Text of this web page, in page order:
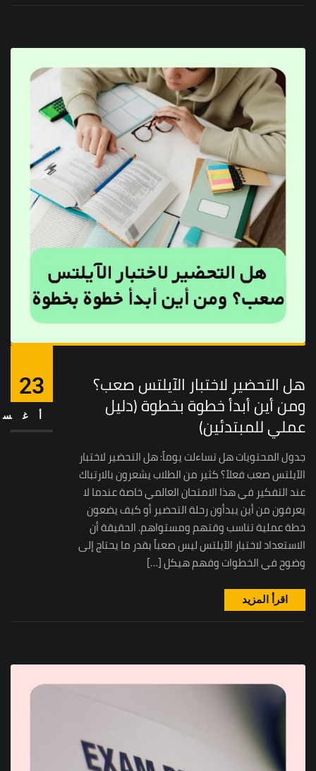
هل التحضير لاختبار الآيلتس صعب؟
ومن أين أبدأ خطوة بخطوة (دليل
عملي للمبتدئين)
جدول المحتويات هل تساءلت يوماً: هل التحضير لاختبار
الآيلتس صعب فعلاً؟ كثير من الطلاب يشعرون بالارتباك
عند التفكير في هذا الامتحان العالمي خاصة عندما لا
يعرفون من أين يبدأون رحلة التحضير أو كيف يضعون
خطة عملية تناسب وقتهم ومستواهم. الحقيقة أن
الاستعداد لاختبار الآيلتس ليس صعباً بقدر ما يحتاج إلى
وضوح في الخطوات وفهم هيكل […]
23
اقرأ المزيد